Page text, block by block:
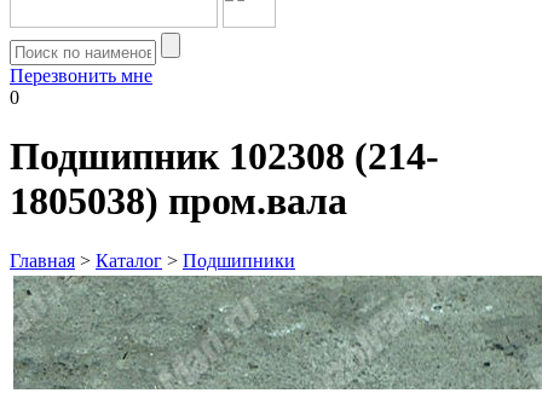
Перезвонить мне
0
Подшипник 102308 (214-
1805038) пром.вала
Главная > Каталог > Подшипники